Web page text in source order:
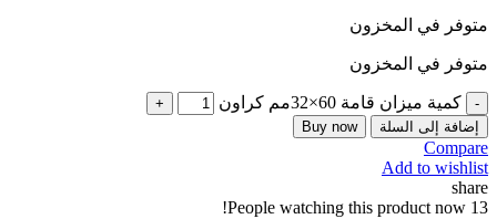
متوفر في المخزون
متوفر في المخزون
كمية ميزان قامة 60×32مم كراون
إضافة إلى السلة Buy now
Compare
Add to wishlist
share
13
People watching this product now!